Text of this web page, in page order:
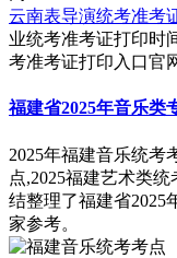
云南表导演统考准考
业统考准考证打印时
考准考证打印入口官
福建省2025年音乐类
2025年福建音乐统考
点,2025福建艺术类
结整理了福建省2025
家参考。